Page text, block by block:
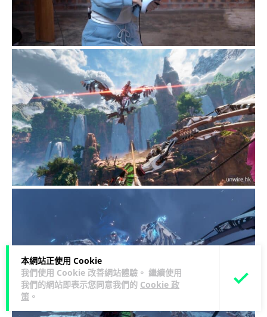
本網站正使用 Cookie
我們使用 Cookie 改善網站體驗。 繼續使用
我們的網站即表示您同意我們的 Cookie 政
策 。